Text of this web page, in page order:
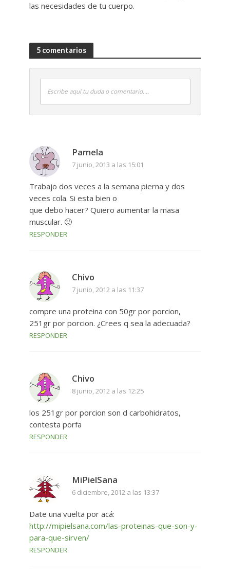
las necesidades de tu cuerpo.
5 comentarios
Escribe aquí tu duda o comentario....
Pamela
7 junio, 2013 a las 15:01
Trabajo dos veces a la semana pierna y dos
veces cola. Si esta bien o
que debo hacer? Quiero aumentar la masa
muscular. 🙂
RESPONDER
Chivo
7 junio, 2012 a las 11:37
compre una proteina con 50gr por porcion,
251gr por porcion. ¿Crees q sea la adecuada?
RESPONDER
Chivo
8 junio, 2012 a las 12:25
los 251gr por porcion son d carbohidratos,
contesta porfa
RESPONDER
MiPielSana
6 diciembre, 2012 a las 13:37
Date una vuelta por acá:
http://mipielsana.com/las-proteinas-que-son-y-
para-que-sirven/
RESPONDER